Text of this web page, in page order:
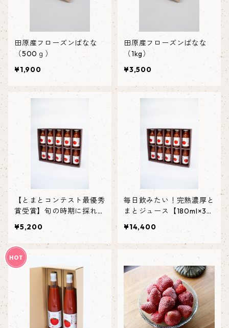
田原産フローズンばなな
（500ｇ）
¥1,900
田原産フローズンばなな
（1kg）
¥3,500
【とまとコンテスト最優秀
賞受賞】旬の時期に採れた
ス（180ml×10）
¥5,200
毎日飲みたい！完熟濃厚と
まとジュース【180ml×3
0】
¥14,400